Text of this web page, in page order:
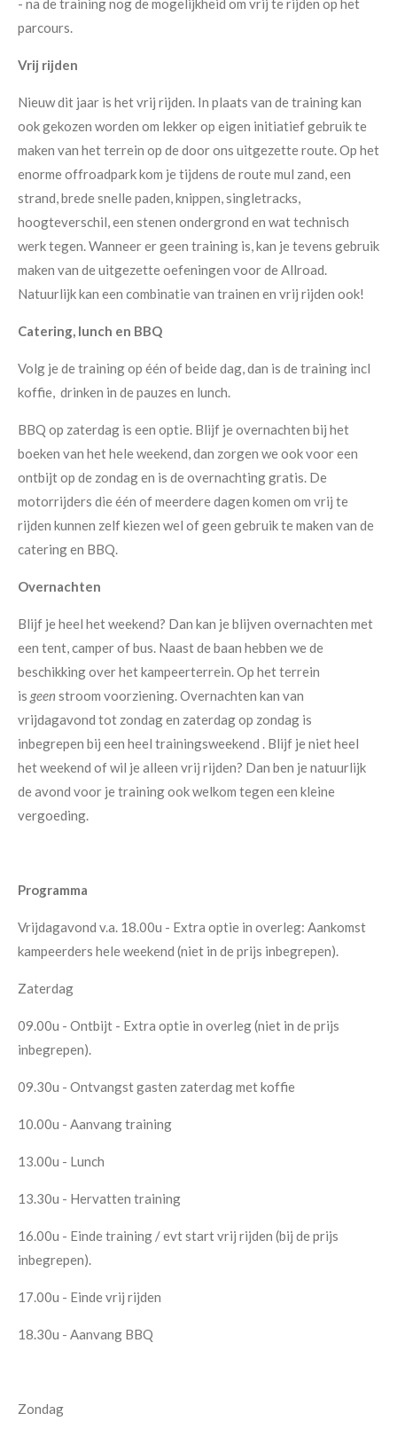
- na de training nog de mogelijkheid om vrij te rijden op het
parcours.
Vrij rijden
Nieuw dit jaar is het vrij rijden. In plaats van de training kan
ook gekozen worden om lekker op eigen initiatief gebruik te
maken van het terrein op de door ons uitgezette route. Op het
enorme offroadpark kom je tijdens de route mul zand, een
strand, brede snelle paden, knippen, singletracks,
hoogteverschil, een stenen ondergrond en wat technisch
werk tegen. Wanneer er geen training is, kan je tevens gebruik
maken van de uitgezette oefeningen voor de Allroad.
Natuurlijk kan een combinatie van trainen en vrij rijden ook!
Catering, lunch en BBQ
Volg je de training op één of beide dag, dan is de training incl
koffie, drinken in de pauzes en lunch.
BBQ op zaterdag is een optie. Blijf je overnachten bij het
boeken van het hele weekend, dan zorgen we ook voor een
ontbijt op de zondag en is de overnachting gratis. De
motorrijders die één of meerdere dagen komen om vrij te
rijden kunnen zelf kiezen wel of geen gebruik te maken van de
catering en BBQ.
Overnachten
Blijf je heel het weekend? Dan kan je blijven overnachten met
een tent, camper of bus. Naast de baan hebben we de
beschikking over het kampeerterrein. Op het terrein
is geen stroom voorziening. Overnachten kan van
vrijdagavond tot zondag en zaterdag op zondag is
inbegrepen bij een heel trainingsweekend . Blijf je niet heel
het weekend of wil je alleen vrij rijden? Dan ben je natuurlijk
de avond voor je training ook welkom tegen een kleine
vergoeding.
Programma
Vrijdagavond v.a. 18.00u - Extra optie in overleg: Aankomst
kampeerders hele weekend (niet in de prijs inbegrepen).
Zaterdag
09.00u - Ontbijt - Extra optie in overleg (niet in de prijs
inbegrepen).
09.30u - Ontvangst gasten zaterdag met koffie
10.00u - Aanvang training
13.00u - Lunch
13.30u - Hervatten training
16.00u - Einde training / evt start vrij rijden (bij de prijs
inbegrepen).
17.00u - Einde vrij rijden
18.30u - Aanvang BBQ
Zondag